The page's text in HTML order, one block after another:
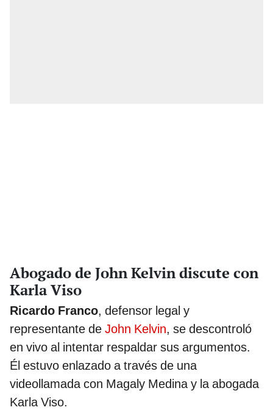
Abogado de John Kelvin discute con
Karla Viso
Ricardo Franco, defensor legal y
representante de John Kelvin, se descontroló
en vivo al intentar respaldar sus argumentos.
Él estuvo enlazado a través de una
videollamada con Magaly Medina y la abogada
Karla Viso.